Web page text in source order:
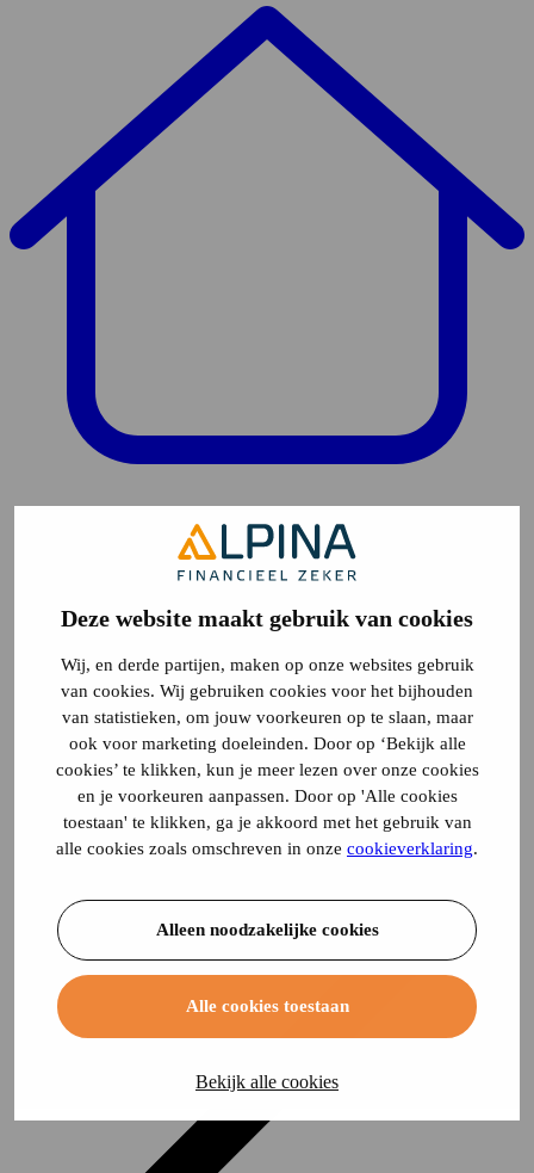
Deze website maakt gebruik van cookies
Wij, en derde partijen, maken op onze websites gebruik
van cookies. Wij gebruiken cookies voor het bijhouden
van statistieken, om jouw voorkeuren op te slaan, maar
ook voor marketing doeleinden. Door op ‘Bekijk alle
cookies’ te klikken, kun je meer lezen over onze cookies
en je voorkeuren aanpassen. Door op 'Alle cookies
toestaan' te klikken, ga je akkoord met het gebruik van
alle cookies zoals omschreven in onze cookieverklaring.
Alleen noodzakelijke cookies
Alle cookies toestaan
Bekijk alle cookies